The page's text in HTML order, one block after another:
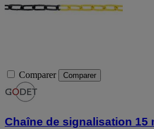
Comparer Comparer
Chaîne de signalisation 15